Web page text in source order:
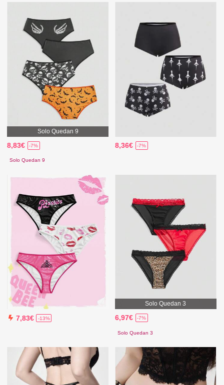
Solo Quedan 9
8,83€ -7%
Solo Quedan 9
8,36€ -7%
7,83€ -13%
Solo Quedan 3
6,97€ -7%
Solo Quedan 3